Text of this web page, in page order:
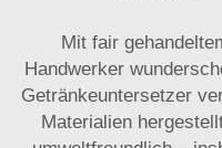
Mit fair
Handwerker
Getränkeuntersetzer
Materialien